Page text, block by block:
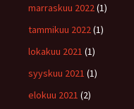
marraskuu 2022(1)
tammikuu 2022(1)
lokakuu 2021 (1)
syyskuu 2021 (1)
elokuu 2021 (2)